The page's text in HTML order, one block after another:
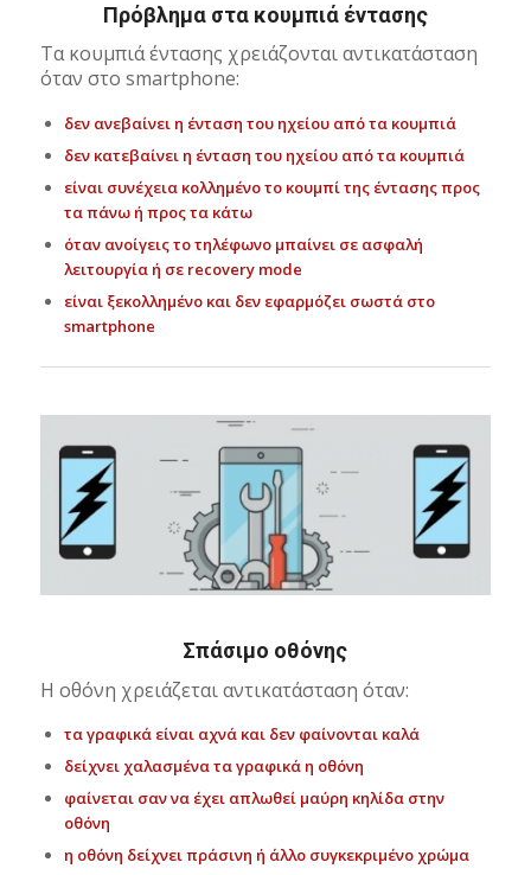
Πρόβλημα στα κουμπιά έντασης
Τα κουμπιά έντασης χρειάζονται αντικατάσταση
όταν στο smartphone:
δεν ανεβαίνει η ένταση του ηχείου από τα κουμπιά
δεν κατεβαίνει η ένταση του ηχείου από τα κουμπιά
είναι συνέχεια κολλημένο το κουμπί της έντασης προς
τα πάνω ή προς τα κάτω
όταν ανοίγεις το τηλέφωνο μπαίνει σε ασφαλή
λειτουργία ή σε recovery mode
είναι ξεκολλημένο και δεν εφαρμόζει σωστά στο
smartphone
Σπάσιμο οθόνης
Η οθόνη χρειάζεται αντικατάσταση όταν:
τα γραφικά είναι αχνά και δεν φαίνονται καλά
δείχνει χαλασμένα τα γραφικά η οθόνη
φαίνεται σαν να έχει απλωθεί μαύρη κηλίδα στην
οθόνη
η οθόνη δείχνει πράσινη ή άλλο συγκεκριμένο χρώμα